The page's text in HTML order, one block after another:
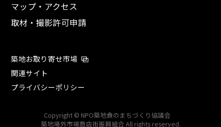
マップ・アクセス
取材・撮影許可申請
築地お取り寄せ市場
関連サイト
プライバシーポリシー
Copyright © NPO築地食のまちづくり協議会
築地場外市場商店街振興組合 All rights reserved.